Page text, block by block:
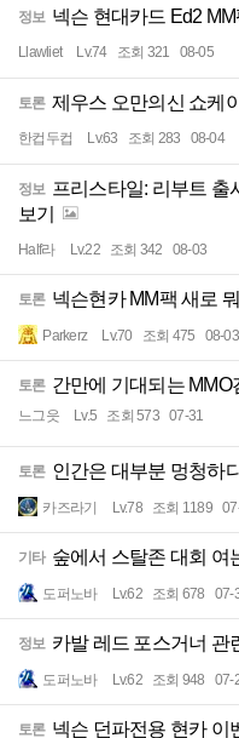
정보 넥슨 현대카드 Ed2
Llawliet Lv.74 조회 321 08-05
토론 제우스 오만의신 쇼케
한컵두컵 Lv.63 조회 283 08-04
정보 프리스타일: 리부트 출
보기
Half라 Lv.22 조회 342 08-03
토론 넥슨현카 MM팩 새로
Parkerz Lv.70 조회 475 08-03
토론 간만에 기대되는
느그읏 Lv.5 조회 573 07-31
토론 인간은 대부분 멍청하
카즈라기 Lv.78 조회 1189
기타 숲에서 스탈존 대회 여
도퍼노바 Lv.62 조회 678 07-
정보 카발 레드 포스거너 관
도퍼노바 Lv.62 조회 948 07-
토론 넥슨 던파전용 현카 이